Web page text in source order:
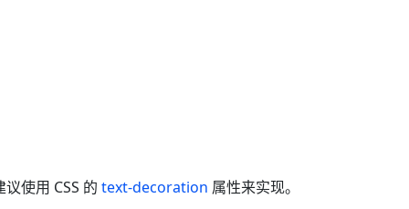
使用 CSS 的 text-decoration 属性来实现。